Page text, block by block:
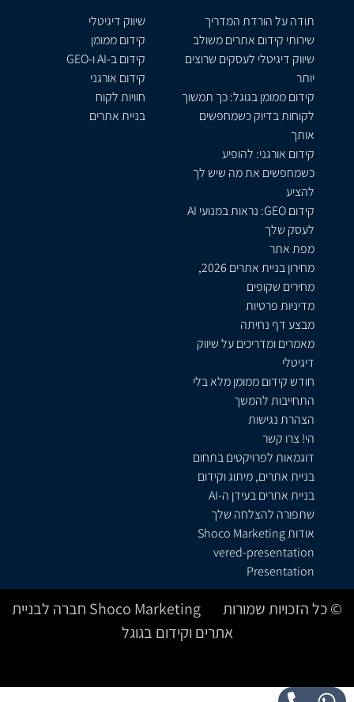
תודה על הורדת המדריך
שירותי קידום אתרים משולב
שיווק דיגיטלי לעסקים שרוצים
יותר
קידום ממומן בגוגל: כך תמשוך
לקוחות בדיוק כשמחפשים
אותך
קידום אורגני: להופיע
כשמחפשים את מה שיש לך
להציע
קידום GEO: נראות במנועי AI
לעסק שלך
מפת אתר
מחירון בניית אתרים 2026,
מחירים שקופים
מדיניות פרטיות
מבצע דף נחיתה
מאמרים ומדריכים על שיווק
דיגיטלי
חודש קידום ממומן מלא בלי
התחייבות להמשך
הצהרת נגישות
הי! צרו קשר
דוגמאות לפרויקטים בתחום
בניית אתרים, מיתוג וקידום
בניית אתרים בעידן ה-AI
שתפורה להצלחה שלך
אודות Shoco Marketing
vered-presentation
Presentation
שיווק דיגיטלי
קידום ממומן
קידום ב-AI ו-GEO
קידום אורגני
חוויות לקוח
בניית אתרים
© כל הזכויות שמורות Shoco Marketing חברה לבניית
אתרים וקידום בגוגל